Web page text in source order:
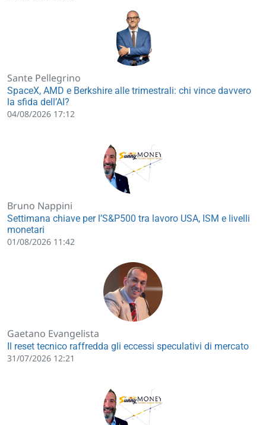
Sante Pellegrino
SpaceX, AMD e Berkshire alle trimestrali: chi vince davvero
la sfida dell’AI?
04/08/2026 17:12
Bruno Nappini
Settimana chiave per l’S&P500 tra lavoro USA, ISM e livelli
monetari
01/08/2026 11:42
Gaetano Evangelista
Il reset tecnico raffredda gli eccessi speculativi di mercato
31/07/2026 12:21